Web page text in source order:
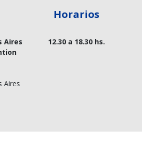
Aires
Aires
Horarios
12.30 a 18.30 hs.